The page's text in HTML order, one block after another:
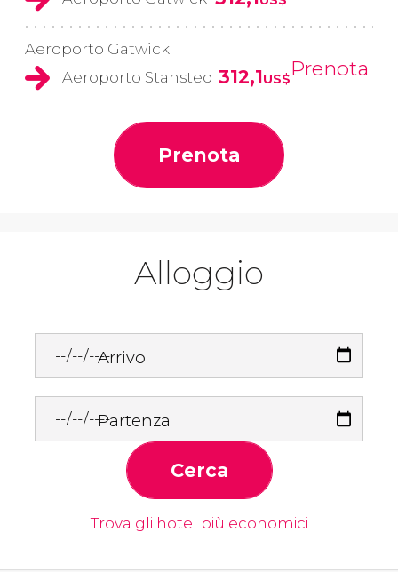
Aeroporto Gatwick
Aeroporto Stansted 312,1US$Prenota
Prenota
Alloggio
Arrivo
Partenza
Cerca
Trova gli hotel più economici